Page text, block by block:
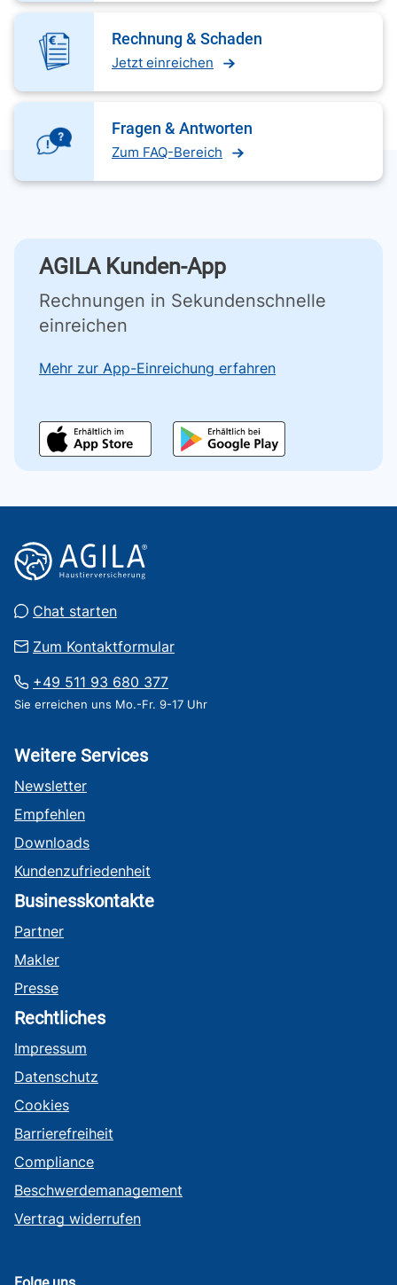
Rechnung & Schaden
Jetzt einreichen
Fragen & Antworten
Zum FAQ-Bereich
AGILA Kunden-App
Rechnungen in Sekundenschnelle
einreichen
Mehr zur App-Einreichung erfahren